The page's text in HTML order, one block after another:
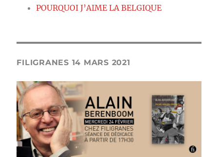
POURQUOI J’AIME LA BELGIQUE
FILIGRANES 14 MARS 2021